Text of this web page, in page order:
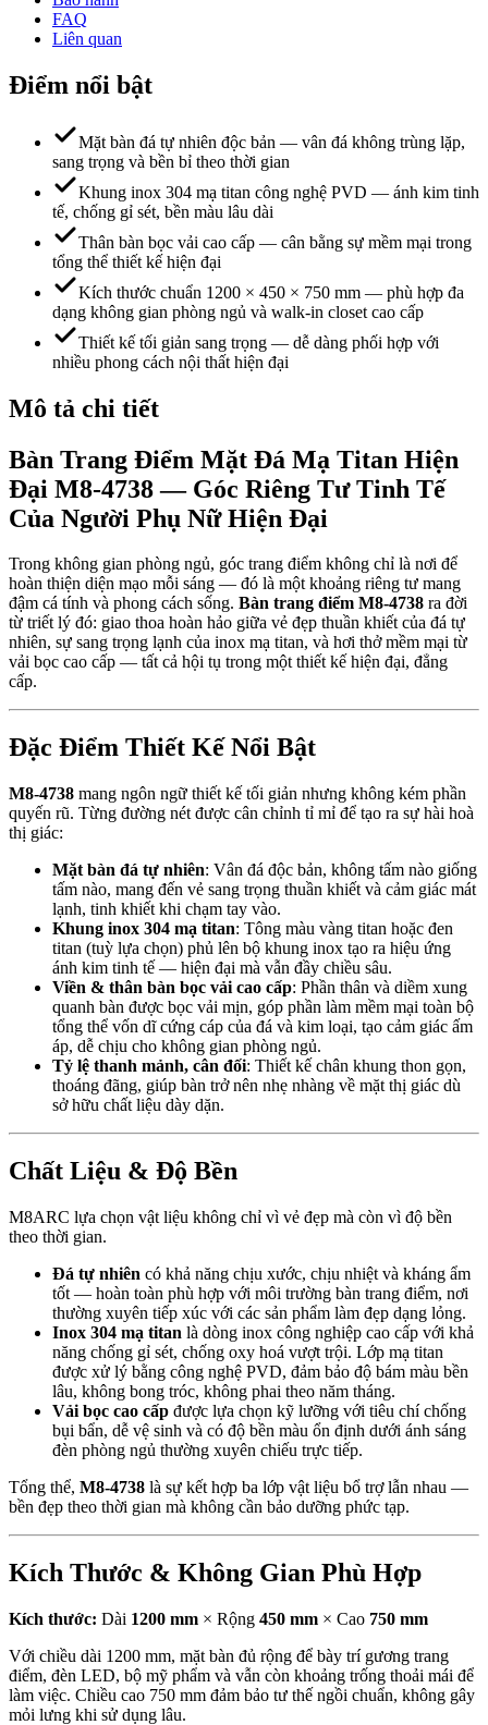
FAQ
Liên quan
Điểm nổi bật
Mặt bàn đá tự nhiên độc bản — vân đá không trùng lặp,
sang trọng và bền bỉ theo thời gian
Khung inox 304 mạ titan công nghệ PVD — ánh kim tinh
tế, chống gỉ sét, bền màu lâu dài
Thân bàn bọc vải cao cấp — cân bằng sự mềm mại trong
tổng thể thiết kế hiện đại
Kích thước chuẩn 1200 × 450 × 750 mm — phù hợp đa
dạng không gian phòng ngủ và walk-in closet cao cấp
Thiết kế tối giản sang trọng — dễ dàng phối hợp với
nhiều phong cách nội thất hiện đại
Mô tả chi tiết
Bàn Trang Điểm Mặt Đá Mạ Titan Hiện
Đại M8-4738 — Góc Riêng Tư Tinh Tế
Của Người Phụ Nữ Hiện Đại
Trong không gian phòng ngủ, góc trang điểm không chỉ là nơi để
hoàn thiện diện mạo mỗi sáng — đó là một khoảng riêng tư mang
đậm cá tính và phong cách sống. Bàn trang điểm M8-4738 ra đời
từ triết lý đó: giao thoa hoàn hảo giữa vẻ đẹp thuần khiết của đá tự
nhiên, sự sang trọng lạnh của inox mạ titan, và hơi thở mềm mại từ
vải bọc cao cấp — tất cả hội tụ trong một thiết kế hiện đại, đẳng
cấp.
Đặc Điểm Thiết Kế Nổi Bật
M8-4738 mang ngôn ngữ thiết kế tối giản nhưng không kém phần
quyến rũ. Từng đường nét được cân chỉnh tỉ mỉ để tạo ra sự hài hoà
thị giác:
Mặt bàn đá tự nhiên: Vân đá độc bản, không tấm nào giống
tấm nào, mang đến vẻ sang trọng thuần khiết và cảm giác mát
lạnh, tinh khiết khi chạm tay vào.
Khung inox 304 mạ titan: Tông màu vàng titan hoặc đen
titan (tuỳ lựa chọn) phủ lên bộ khung inox tạo ra hiệu ứng
ánh kim tinh tế — hiện đại mà vẫn đầy chiều sâu.
Viền & thân bàn bọc vải cao cấp: Phần thân và diềm xung
quanh bàn được bọc vải mịn, góp phần làm mềm mại toàn bộ
tổng thể vốn dĩ cứng cáp của đá và kim loại, tạo cảm giác ấm
áp, dễ chịu cho không gian phòng ngủ.
Tỷ lệ thanh mảnh, cân đối: Thiết kế chân khung thon gọn,
thoáng đãng, giúp bàn trở nên nhẹ nhàng về mặt thị giác dù
sở hữu chất liệu dày dặn.
Chất Liệu & Độ Bền
M8ARC lựa chọn vật liệu không chỉ vì vẻ đẹp mà còn vì độ bền
theo thời gian.
Đá tự nhiên có khả năng chịu xước, chịu nhiệt và kháng ẩm
tốt — hoàn toàn phù hợp với môi trường bàn trang điểm, nơi
thường xuyên tiếp xúc với các sản phẩm làm đẹp dạng lỏng.
Inox 304 mạ titan là dòng inox công nghiệp cao cấp với khả
năng chống gỉ sét, chống oxy hoá vượt trội. Lớp mạ titan
được xử lý bằng công nghệ PVD, đảm bảo độ bám màu bền
lâu, không bong tróc, không phai theo năm tháng.
Vải bọc cao cấp được lựa chọn kỹ lưỡng với tiêu chí chống
bụi bẩn, dễ vệ sinh và có độ bền màu ổn định dưới ánh sáng
đèn phòng ngủ thường xuyên chiếu trực tiếp.
Tổng thể, M8-4738 là sự kết hợp ba lớp vật liệu bổ trợ lẫn nhau —
bền đẹp theo thời gian mà không cần bảo dưỡng phức tạp.
Kích Thước & Không Gian Phù Hợp
Kích thước: Dài 1200 mm × Rộng 450 mm × Cao 750 mm
Với chiều dài 1200 mm, mặt bàn đủ rộng để bày trí gương trang
điểm, đèn LED, bộ mỹ phẩm và vẫn còn khoảng trống thoải mái để
làm việc. Chiều cao 750 mm đảm bảo tư thế ngồi chuẩn, không gây
mỏi lưng khi sử dụng lâu.